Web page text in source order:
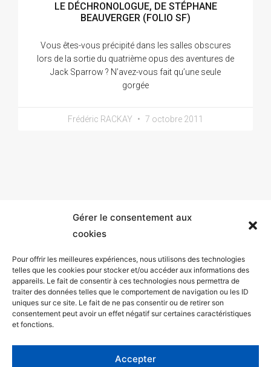
Gérer le consentement aux
cookies
Pour offrir les meilleures expériences, nous utilisons des technologies
telles que les cookies pour stocker et/ou accéder aux informations des
appareils. Le fait de consentir à ces technologies nous permettra de
traiter des données telles que le comportement de navigation ou les ID
uniques sur ce site. Le fait de ne pas consentir ou de retirer son
consentement peut avoir un effet négatif sur certaines caractéristiques
et fonctions.
Accepter
LE DÉCHRONOLOGUE, DE STÉPHANE
BEAUVERGER (FOLIO SF)
Vous êtes-vous précipité dans les salles obscures
lors de la sortie du quatrième opus des aventures de
Jack Sparrow ? N’avez-vous fait qu’une seule
gorgée
Frédéric RACKAY 7 octobre 2011
Mentions légales
Politique de confidentialité